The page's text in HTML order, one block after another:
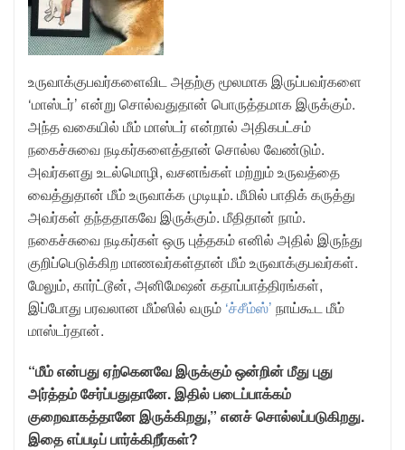
உருவாக்குபவர்களைவிட அதற்கு மூலமாக இருப்பவர்களை
‘மாஸ்டர்’ என்று சொல்வதுதான் பொருத்தமாக இருக்கும்.
அந்த வகையில் மீம் மாஸ்டர் என்றால் அதிகபட்சம்
நகைச்சுவை நடிகர்களைத்தான் சொல்ல வேண்டும்.
அவர்களது உடல்மொழி, வசனங்கள் மற்றும் உருவத்தை
வைத்துதான் மீம் உருவாக்க முடியும். மீமில் பாதிக் கருத்து
அவர்கள் தந்ததாகவே இருக்கும். மீதிதான் நாம்.
நகைச்சுவை நடிகர்கள் ஒரு புத்தகம் எனில் அதில் இருந்து
குறிப்பெடுக்கிற மாணவர்கள்தான் மீம் உருவாக்குபவர்கள்.
மேலும், கார்ட்டூன், அனிமேஷன் கதாப்பாத்திரங்கள்,
இப்போது பரவலான மீம்ஸில் வரும் ‘ச்சீம்ஸ்’ நாய்கூட மீம்
மாஸ்டர்தான்.
“மீம் என்பது ஏற்கெனவே இருக்கும் ஒன்றின் மீது புது
அர்த்தம் சேர்ப்பதுதானே. இதில் படைப்பாக்கம்
குறைவாகத்தானே இருக்கிறது,” எனச் சொல்லப்படுகிறது.
இதை எப்படிப் பார்க்கிறீர்கள்?